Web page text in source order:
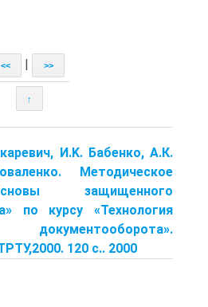
<< >>
↑
И.K. Бабенко, А.К.
Методическое
защищенного
по курсу «Технология
120 с.. 2000